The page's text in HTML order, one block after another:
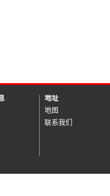
地址
地图
联系我们